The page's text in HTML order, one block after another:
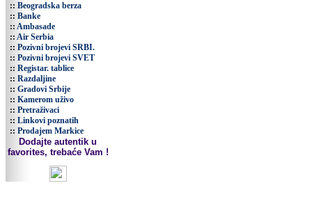
:: Beogradska berza
:: Banke
:: Ambasade
:: Air Serbia
:: Pozivni brojevi SRBI.
:: Pozivni brojevi SVET
:: Registar. tablice
:: Razdaljine
:: Gradovi Srbije
:: Kamerom uživo
:: Pretraživaci
:: Linkovi poznatih
:: Prodajem Markice
Dodajte autentik u
favorites, trebaće Vam !